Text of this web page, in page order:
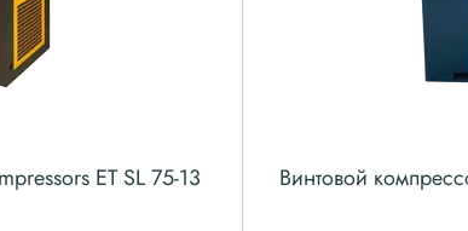
ET SL 75-13
Винтовой